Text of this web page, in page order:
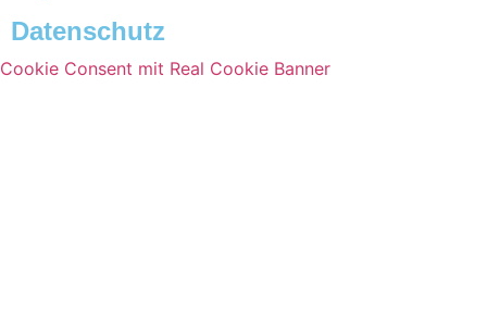
Datenschutz
Cookie Consent mit Real Cookie Banner